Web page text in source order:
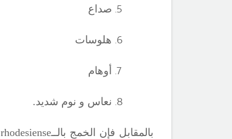
صداع
هلوسات
أوهام
نعاس و نوم شديد.
بالمقابل فإن الخمج بالــrhodesiense